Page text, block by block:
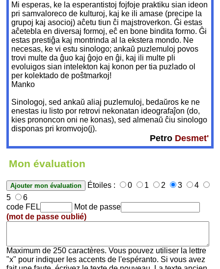
Mi esperas, ke la esperantistoj fojfoje praktiku sian ideon
pri samvaloreco de kulturoj, kaj ke ili amase (precipe la
grupoj kaj asocioj) aĉetu tiun ĉi majstroverkon. Ĝi estas
aĉetebla en diversaj formoj, eĉ en bone bindita formo. Ĝi
estas prestiĝa kaj montrinda al la ekstera mondo. Ne
necesas, ke vi estu sinologo; ankaŭ puzlemuloj povos
trovi multe da ĝuo kaj ĝojo en ĝi, kaj ili multe pli
evoluigos sian intelekton kaj konon per tia puzlado ol
per kolektado de poŝtmarkoj!
Manko
Sinologoj, sed ankaŭ aliaj puzlemuloj, bedaŭros ke ne
enestas iu listo por retrovi nekonatan ideografaĵon (do,
kies prononcon oni ne konas), sed almenaŭ ĉiu sinologo
disponas pri kromvojo(j).
Petro Desmet'
Mon évaluation
Étoiles : 0 1 2 3
4
5
6
code FEL
Mot de passe
(mot de passe oublié)
Maximum de 250 caractères. Vous pouvez utiliser la lettre
"x" pour indiquer les accents de l'espéranto. Si vous avez